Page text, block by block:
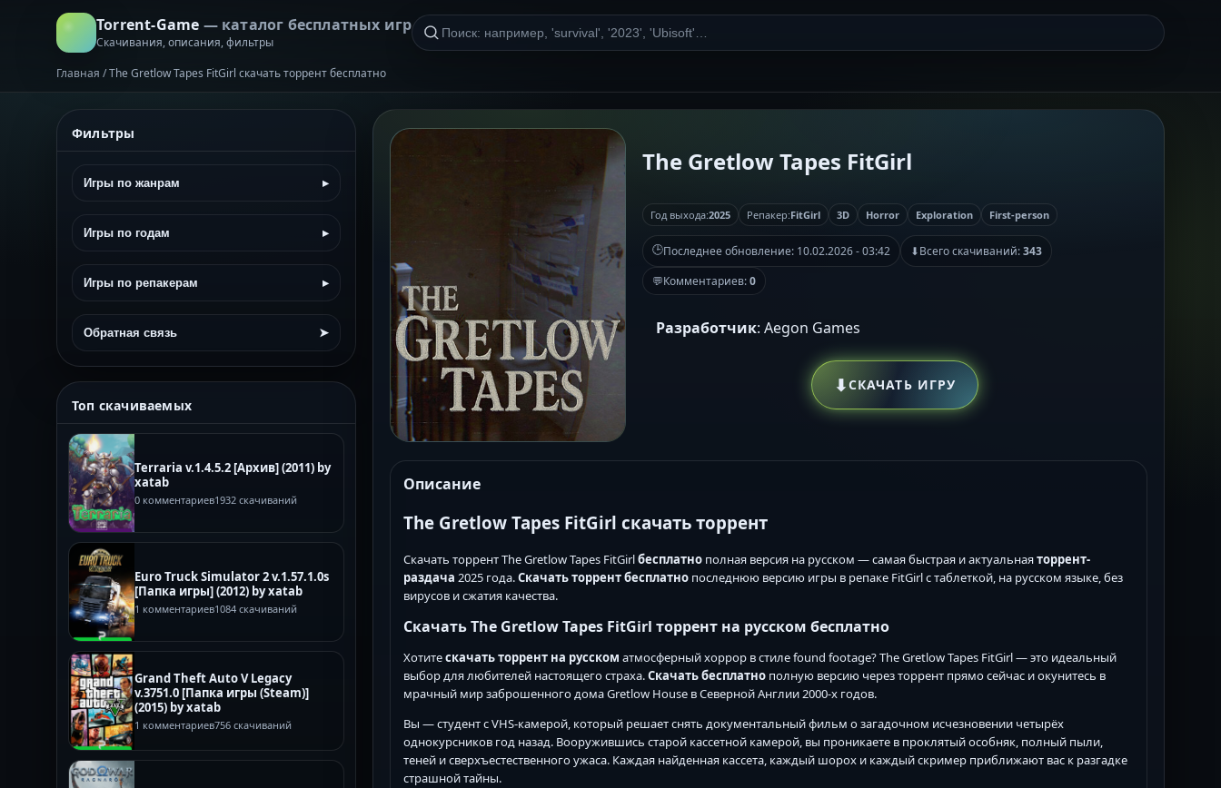
Torrent-Game — каталог бесплатных игр
Скачивания, описания, фильтры
Главная /The Gretlow Tapes FitGirl скачать торрент бесплатно
Фильтры
Игры по жанрам ▸
Игры по годам ▸
Игры по репакерам ▸
Обратная связь ➤
Топ скачиваемых
Terraria v.1.4.5.2 [Архив] (2011) by
xatab
0 комментариев1932 скачиваний
Euro Truck Simulator 2 v.1.57.1.0s
[Папка игры] (2012) by xatab
1 комментариев1084 скачиваний
Grand Theft Auto V Legacy
v.3751.0 [Папка игры (Steam)]
(2015) by xatab
1 комментариев756 скачиваний
The Gretlow Tapes FitGirl
Год выхода:2025 Репакер:FitGirl 3D Horror Exploration First-person
🕒Последнее обновление: 10.02.2026 - 03:42 ⬇Всего скачиваний:343
💬Комментариев:0
Разработчик: Aegon Games
⬇СКАЧАТЬ ИГРУ
Описание
The Gretlow Tapes FitGirl скачать торрент
Скачать торрент The Gretlow Tapes FitGirlбесплатно полная версия на русском — самая быстрая и актуальнаяторрент-
раздача 2025 года.Скачать торрент бесплатно последнюю версию игры в репаке FitGirl с таблеткой, на русском языке, без
вирусов и сжатия качества.
Скачать The Gretlow Tapes FitGirl торрент на русском бесплатно
Хотитескачать торрент на русском атмосферный хоррор в стиле found footage? The Gretlow Tapes FitGirl — это идеальный
выбор для любителей настоящего страха.Скачать бесплатно полную версию через торрент прямо сейчас и окунитесь в
мрачный мир заброшенного дома Gretlow House в Северной Англии 2000-х годов.
Вы — студент с VHS-камерой, который решает снять документальный фильм о загадочном исчезновении четырёх
однокурсников год назад. Вооружившись старой кассетной камерой, вы проникаете в проклятый особняк, полный пыли,
теней и сверхъестественного ужаса. Каждая найденная кассета, каждый шорох и каждый скример приближают вас к разгадке
страшной тайны.